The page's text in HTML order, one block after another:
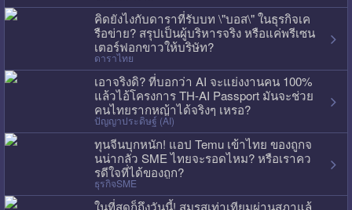
คิดยังไงกับดาราที่รับบท \"บอส\" ในธุรกิจเค
รือข่าย? สรุปเป็นผู้บริหารจริง หรือแค่พรีเซน
เตอร์ฟอกขาวให้บริษัท?
ดาราไทย
เอาจริงดิ? ที่บอกว่า AI จะแย่งงานคน 100%
แล้วไอ้โครงการ TH-AI Passport มันจะช่วย
คนไทยรากหญ้าได้จริงๆ เหรอ?
ปัญญาประดิษฐ์ (AI)
ทุนจีนบุกหนัก! แอป Temu เข้าไทย ของถูกจ
นน่ากลัว SME ไทยจะรอดไหม? หรือเราคว
รดีใจที่ได้ของถูก?
ธุรกิจSME
ในที่สุดก็ถึงวันนี้! สมรสเท่าเทียมผ่านสภาแล้